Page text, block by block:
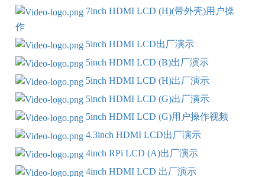
7inch HDMI LCD (H)(带外壳)用户操
作
5inch HDMI LCD出厂演示
5inch HDMI LCD (B)出厂演示
5inch HDMI LCD (H)出厂演示
5inch HDMI LCD (G)出厂演示
5inch HDMI LCD (G)用户操作视频
4.3inch HDMI LCD出厂演示
4inch RPi LCD (A)出厂演示
4inch HDMI LCD 出厂演示